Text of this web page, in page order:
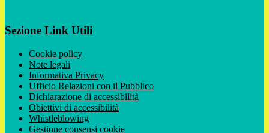
Sezione Link Utili
Cookie policy
Note legali
Informativa Privacy
Ufficio Relazioni con il Pubblico
Dichiarazione di accessibilità
Obiettivi di accessibilità
Whistleblowing
Gestione consensi cookie